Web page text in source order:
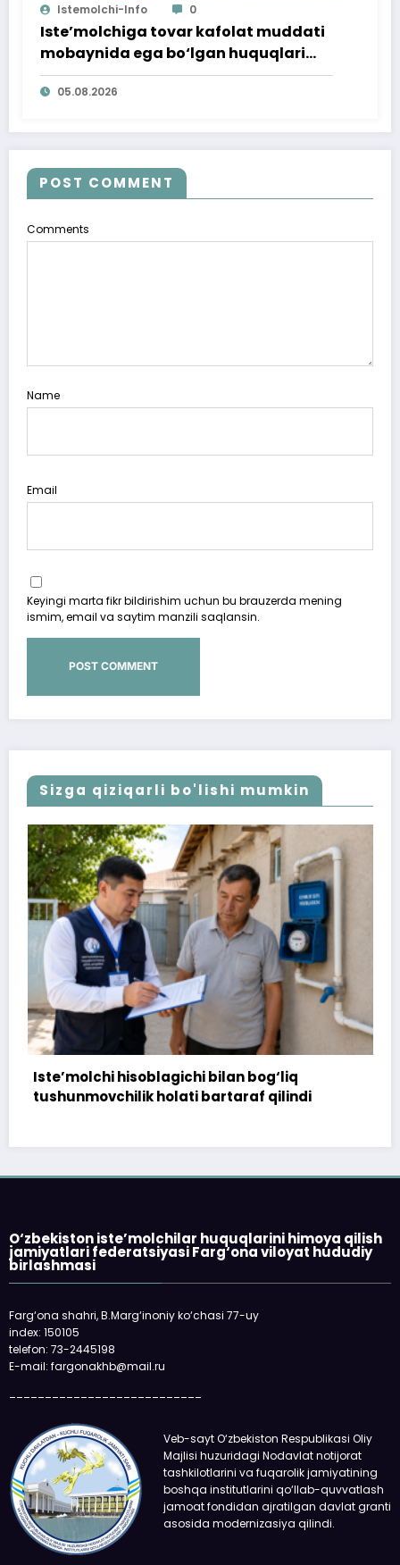
Istemolchi-Info 0
Iste’molchiga tovar kafolat muddati
mobaynida ega bo‘lgan huquqlari
ta’minlab berildi
05.08.2026
POST COMMENT
Comments
Name
Email
Keyingi marta fikr bildirishim uchun bu brauzerda mening
ismim, email va saytim manzili saqlansin.
Sizga qiziqarli bo'lishi mumkin
bilan bog‘liq
holati bartaraf qilindi
172 million so‘m
topshirilmadi…
O‘zbekiston iste’molchilar huquqlarini himoya qilish
jamiyatlari federatsiyasi Farg‘ona viloyat hududiy
birlashmasi
Farg‘ona shahri, B.Marg‘inoniy ko‘chasi 77-uy
index: 150105
telefon: 73-2445198
E-mail: fargonakhb@mail.ru
Veb-sayt O‘zbekiston Respublikasi Oliy
Majlisi huzuridagi Nodavlat notijorat
tashkilotlarini va fuqarolik jamiyatining
boshqa institutlarini qo‘llab-quvvatlash
jamoat fondidan ajratilgan davlat granti
asosida modernizasiya qilindi.